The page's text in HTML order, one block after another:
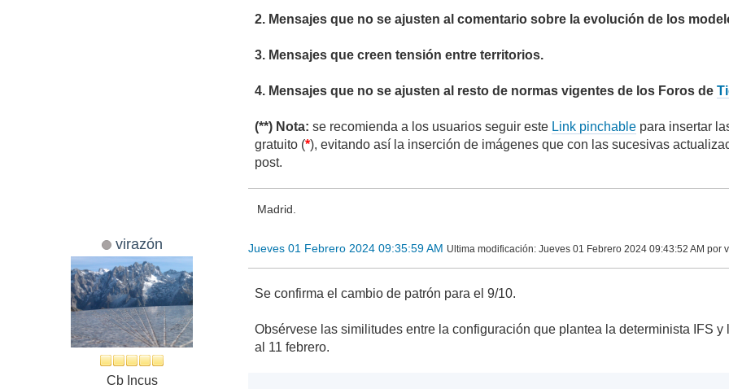
2. Mensajes que no se ajusten al comentario sobre la evolución de los
3. Mensajes que creen tensión entre territorios.
4. Mensajes que no se ajusten al resto de normas vigentes de los Foros de
(**) Nota: se recomienda a los usuarios seguir este Link pinchable para insertar
gratuito (*), evitando así la inserción de imágenes que con las sucesivas
post.
Madrid.
virazón
Cb Incus
Jueves 01 Febrero 2024 09:35:59 AM Ultima modificación: Jueves 01 Febrero 2024 09:43:52 AM por
Se confirma el cambio de patrón para el 9/10.
Obsérvese las similitudes entre la configuración que plantea la determinista IFS
al 11 febrero.